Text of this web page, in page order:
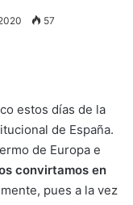
57
estos días de la
de España.
de Europa e
convirtamos en
pues a la vez